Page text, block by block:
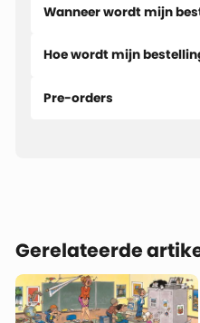
Wanneer wordt mijn
Hoe wordt mijn
Pre-orders
Gerelateerde